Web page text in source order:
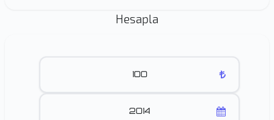
Hesapla